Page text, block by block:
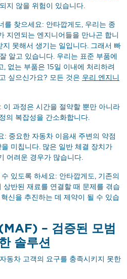
지 않을 위험이 있습니다.
를 찾으세요: 안타깝게도, 우리는 종
지연되는 엔지니어들을 만나곤 합니
못해서 생기는 일입니다. 그래서 빠
알고 있습니다. 우리는 표준 부품에
없는 부품은 15일 이내에 처리하려
싶으신가요? 모든 것은 우리 엔지니
이 과정은 시간을 절약할 뿐만 아니라
의 복잡성을 간소화합니다.
: 중요한 자동차 이음새 주변의 약점
미칩니다. 많은 일반 체결 장치가
어려운 경우가 많습니다.
있도록 하세요: 안타깝게도, 기존의
반된 재료를 연결할 때 문제를 겪습
신을 추진하는 데 제약이 될 수 있습
– 검증된 모범
솔루션
동차 고객의 요구를 충족시키지 못한